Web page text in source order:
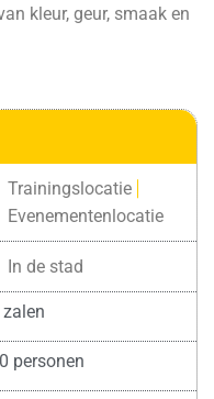
kleur, geur, smaak en
Trainingslocatie
Evenementenlocatie
In de stad
personen